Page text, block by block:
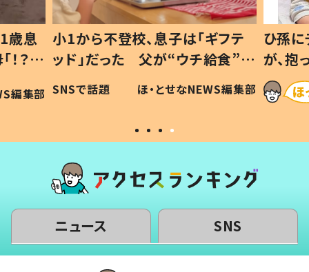
歳息
？」
編集部
小1から不登校、息子は「ギフテ
ッド」だった 父が“ウチ給食”を
作り続ける理由とは #令和の親
#令和の子
SNSで話題 ほ・とせなNEWS編集部
ひ孫
が、
「涙が
い」
ニュース SNS